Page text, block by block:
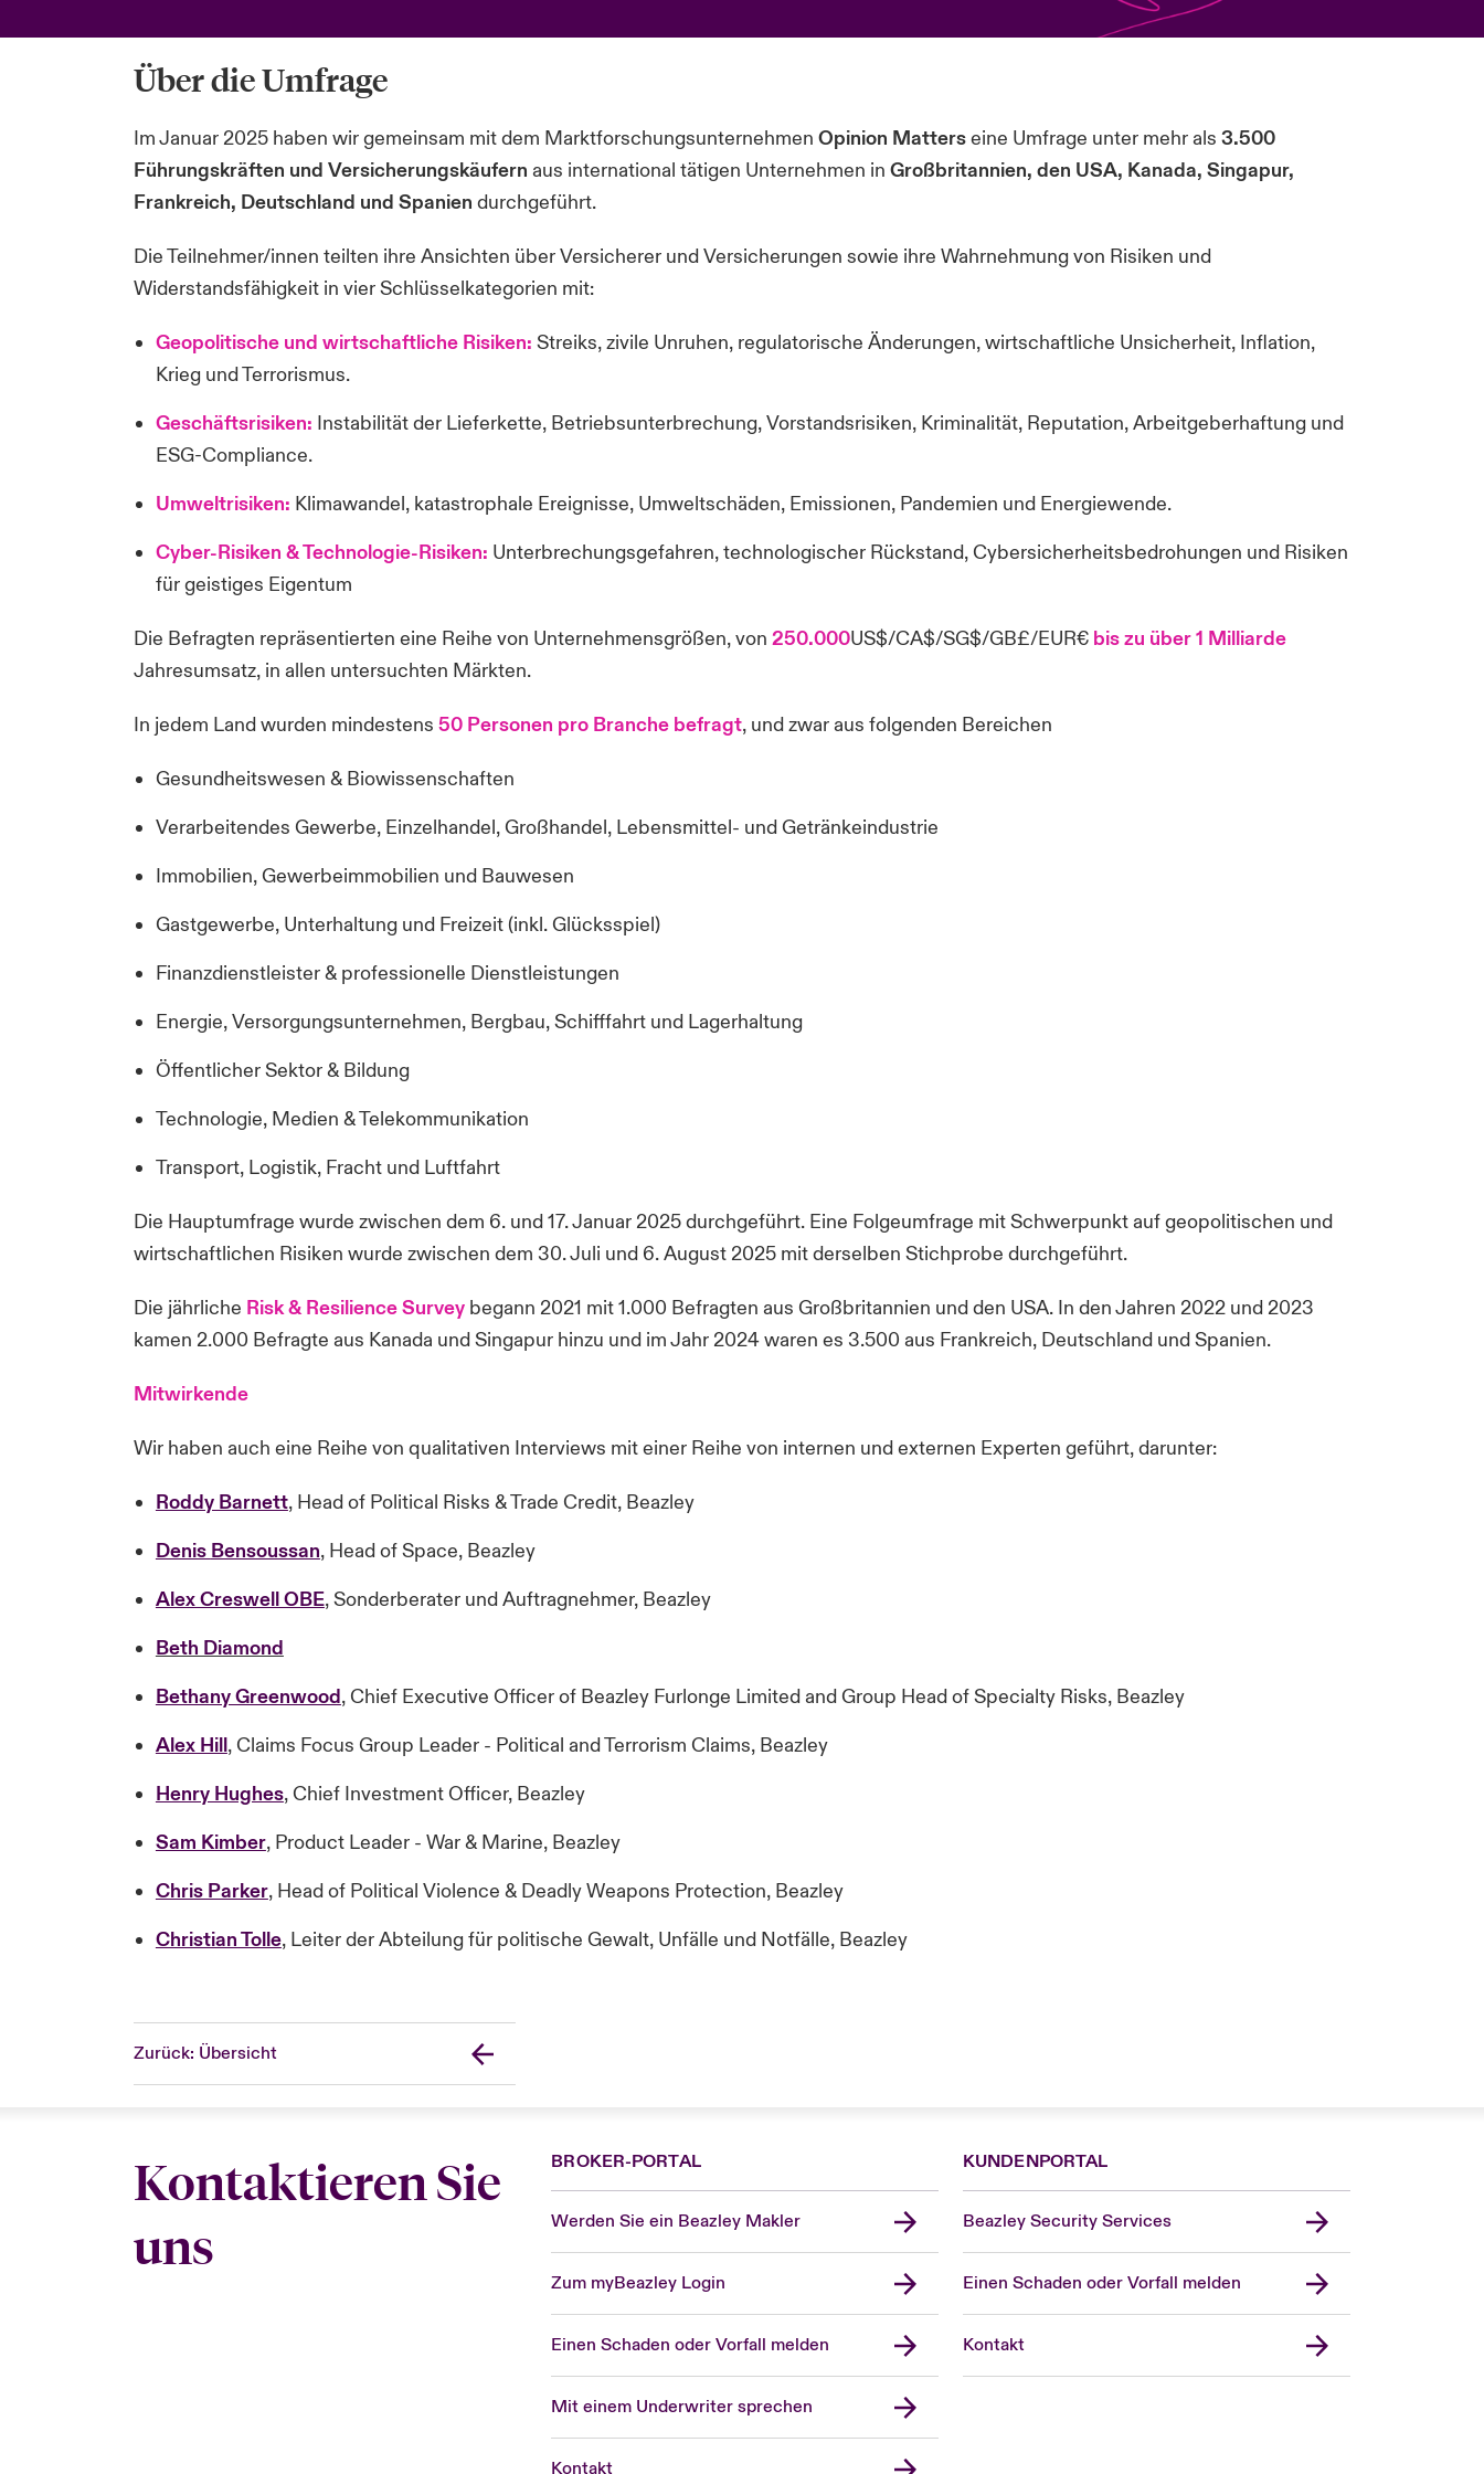
Über die Umfrage
Im Januar 2025 haben wir gemeinsam mit dem Marktforschungsunternehmen Opinion Matterseine Umfrage unter mehr als 3.500
Führungskräften und Versicherungskäufern aus international tätigen Unternehmen in Großbritannien, den USA, Kanada, Singapur,
Frankreich, Deutschland und Spanien durchgeführt.
Die Teilnehmer/innen teilten ihre Ansichten über Versicherer und Versicherungen sowie ihre Wahrnehmung von Risiken und
Widerstandsfähigkeit in vier Schlüsselkategorien mit:
Geopolitische und wirtschaftliche Risiken: Streiks, zivile Unruhen, regulatorische Änderungen, wirtschaftliche Unsicherheit, Inflation,
Krieg und Terrorismus.
Geschäftsrisiken: Instabilität der Lieferkette, Betriebsunterbrechung, Vorstandsrisiken, Kriminalität, Reputation, Arbeitgeberhaftung und
ESG-Compliance.
Umweltrisiken: Klimawandel, katastrophale Ereignisse, Umweltschäden, Emissionen, Pandemien und Energiewende.
Cyber-Risiken & Technologie-Risiken: Unterbrechungsgefahren, technologischer Rückstand, Cybersicherheitsbedrohungen und Risiken
für geistiges Eigentum
Die Befragten repräsentierten eine Reihe von Unternehmensgrößen, von 250.000US$/CA$/SG$/GB£/EUR€ bis zu über 1 Milliarde
Jahresumsatz, in allen untersuchten Märkten.
In jedem Land wurden mindestens 50 Personen pro Branche befragt, und zwar aus folgenden Bereichen
Gesundheitswesen & Biowissenschaften
Verarbeitendes Gewerbe, Einzelhandel, Großhandel, Lebensmittel- und Getränkeindustrie
Immobilien, Gewerbeimmobilien und Bauwesen
Gastgewerbe, Unterhaltung und Freizeit (inkl. Glücksspiel)
Finanzdienstleister & professionelle Dienstleistungen
Energie, Versorgungsunternehmen, Bergbau, Schifffahrt und Lagerhaltung
Öffentlicher Sektor & Bildung
Technologie, Medien & Telekommunikation
Transport, Logistik, Fracht und Luftfahrt
Die Hauptumfrage wurde zwischen dem 6. und 17. Januar 2025 durchgeführt. Eine Folgeumfrage mit Schwerpunkt auf geopolitischen und
wirtschaftlichen Risiken wurde zwischen dem 30. Juli und 6. August 2025 mit derselben Stichprobe durchgeführt.
Die jährliche Risk & Resilience Surveybegann 2021 mit 1.000 Befragten aus Großbritannien und den USA. In den Jahren 2022 und 2023
kamen 2.000 Befragte aus Kanada und Singapur hinzu und im Jahr 2024 waren es 3.500 aus Frankreich, Deutschland und Spanien.
Mitwirkende
Wir haben auch eine Reihe von qualitativen Interviews mit einer Reihe von internen und externen Experten geführt, darunter:
Roddy Barnett, Head of Political Risks & Trade Credit, Beazley
Denis Bensoussan, Head of Space, Beazley
Alex Creswell OBE, Sonderberater und Auftragnehmer, Beazley
Beth Diamond
Bethany Greenwood, Chief Executive Officer of Beazley Furlonge Limited and Group Head of Specialty Risks, Beazley
Alex Hill, Claims Focus Group Leader - Political and Terrorism Claims, Beazley
Henry Hughes, Chief Investment Officer, Beazley
Sam Kimber, Product Leader - War & Marine, Beazley
Chris Parker, Head of Political Violence & Deadly Weapons Protection, Beazley
Christian Tolle, Leiter der Abteilung für politische Gewalt, Unfälle und Notfälle, Beazley
Zurück: Übersicht
Kontaktieren Sie
uns
BROKER-PORTAL
Werden Sie ein Beazley Makler
Zum myBeazley Login
Einen Schaden oder Vorfall melden
Mit einem Underwriter sprechen
Kontakt
KUNDENPORTAL
Beazley Security Services
Einen Schaden oder Vorfall melden
KontaktUnited Kingdom